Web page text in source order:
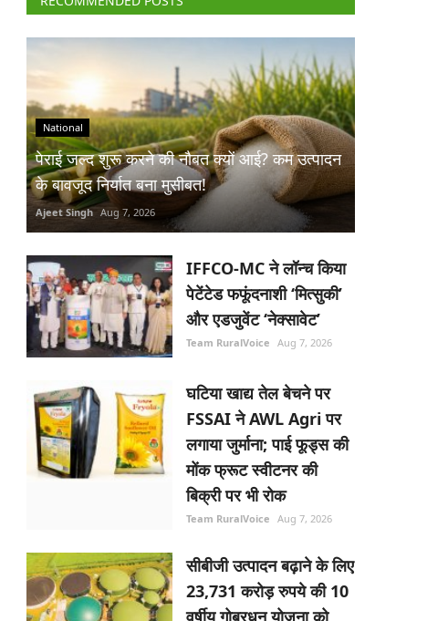
National
पेराई जल्द शुरू करने की नौबत क्यों आई? कम उत्पादन
के बावजूद निर्यात बना मुसीबत!
Ajeet Singh Aug 7, 2026
IFFCO-MC ने लॉन्च किया
पेटेंटेड फफूंदनाशी ‘मित्सुकी’
और एडजुवेंट ‘नेक्सावेट’
Team RuralVoice Aug 7, 2026
घटिया खाद्य तेल बेचने पर
FSSAI ने AWL Agri पर
लगाया जुर्माना; पाई फूड्स की
मोंक फ्रूट स्वीटनर की
बिक्री पर भी रोक
Team RuralVoice Aug 7, 2026
सीबीजी उत्पादन बढ़ाने के लिए
23,731 करोड़ रुपये की 10
वर्षीय गोबरधन योजना को